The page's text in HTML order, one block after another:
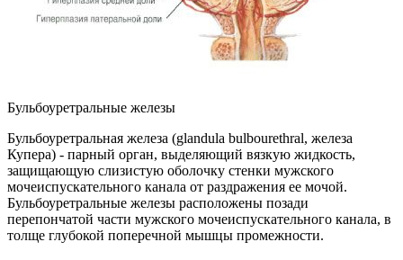
Бульбоуретральные железы
Бульбоуретральная железа (glandula bulbourethral, железа
Купера) - парный орган, выделяющий вязкую жидкость,
защищающую слизистую оболочку стенки мужского
мочеиспускательного канала от раздражения ее мочой.
Бульбоуретральные железы расположены позади
перепончатой части мужского мочеиспускательного канала, в
толще глубокой поперечной мышцы промежности.